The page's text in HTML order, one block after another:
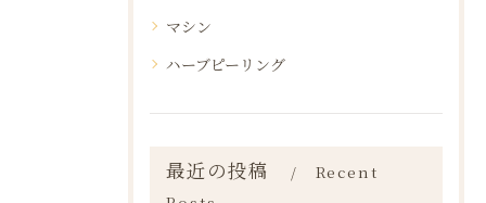
マシン
ハーブピーリング
最近の投稿
Recent